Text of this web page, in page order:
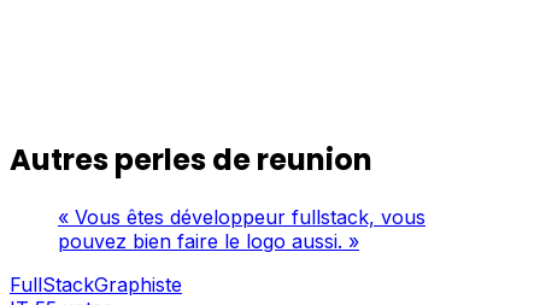
Autres perles de reunion
« Vous êtes développeur fullstack, vous
pouvez bien faire le logo aussi. »
FullStackGraphiste